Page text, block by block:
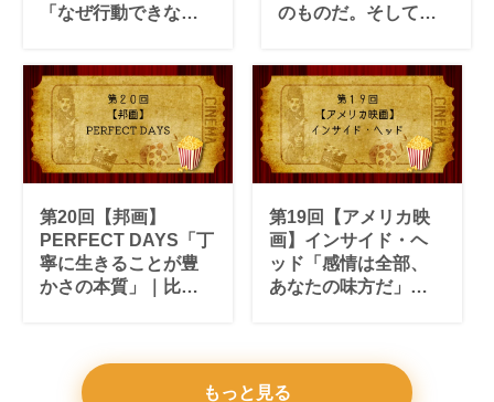
「なぜ行動できない
が、心の鎧を脱ぐま
で
のものだ。そして良
で希望を持ち続ける
ことの意味
第20回【邦画】
PERFECT DAYS「丁
寧に生きることが豊
かさの本質」｜比較
第19回【アメリカ映
画】インサイド・ヘ
ッド「感情は全部、
あなたの味方だ」｜
もっと見る